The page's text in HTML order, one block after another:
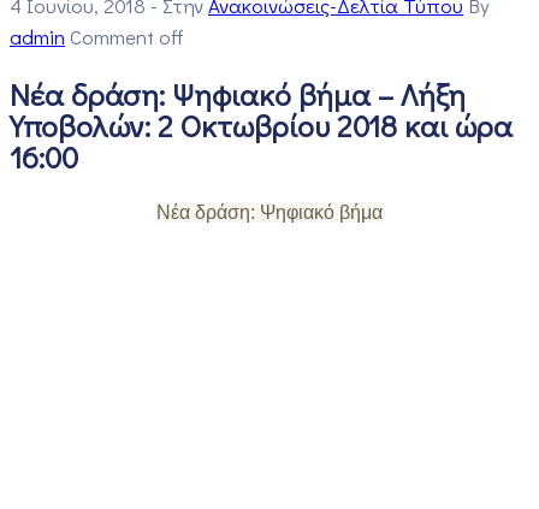
admin Comment off
Νέα δράση: Ψηφιακό βήμα – Λήξη
Υποβολών: 2 Οκτωβρίου 2018 και ώρα
16:00
Νέα δράση: Ψηφιακό βήμα